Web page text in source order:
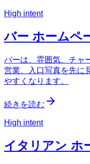
High intent
バー ホームペ
バーは、雰囲気、チャ
営業、入口写真を先に
やすくなります。
続きを読む
High intent
イタリアン ホ